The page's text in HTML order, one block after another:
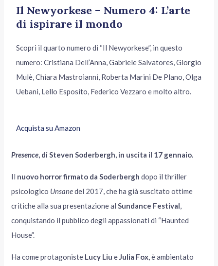
Il Newyorkese – Numero 4: L’arte
di ispirare il mondo
Scopri il quarto numero di “Il Newyorkese”, in questo
numero: Cristiana Dell’Anna, Gabriele Salvatores, Giorgio
Mulè, Chiara Mastroianni, Roberta Marini De Plano, Olga
Uebani, Lello Esposito, Federico Vezzaro e molto altro.
Acquista su Amazon
Presence, di Steven Soderbergh, in uscita il 17 gennaio.
Il nuovo horror firmato da Soderbergh dopo il thriller
psicologico Unsanedel 2017, che ha già suscitato ottime
critiche alla sua presentazione alSundance Festival,
conquistando il pubblico degli appassionati di “Haunted
House”.
Ha come protagoniste Lucy Liu eJulia Fox, è ambientato